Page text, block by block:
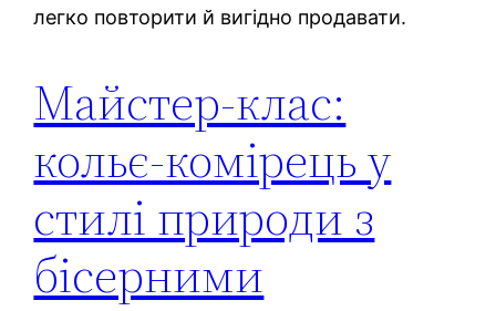
легко повторити й вигідно продавати.
Майстер-клас:
кольє‑комірець у
стилі природи з
бісерними